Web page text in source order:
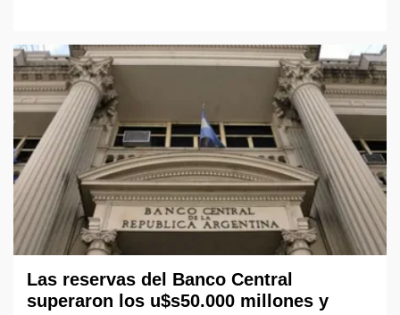
Las reservas del Banco Central
superaron los u$s50.000 millones y